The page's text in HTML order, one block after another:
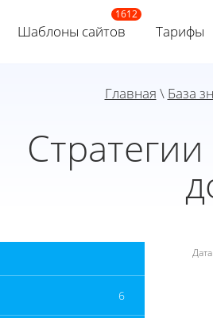
Шаблоны сайтов Тарифы
Главная \ База
6